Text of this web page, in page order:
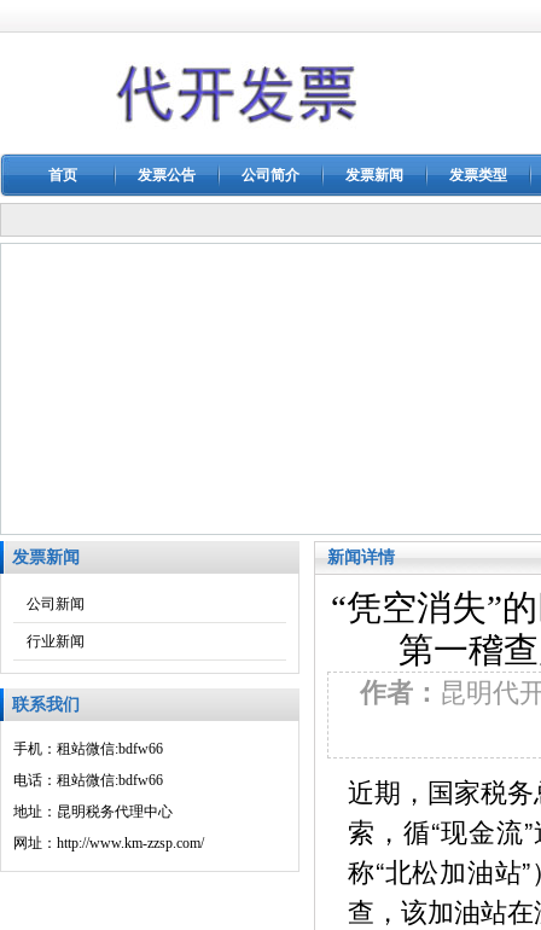
首页 发票公告 公司简介 发票新闻 发票类型
发票新闻
公司新闻
行业新闻
联系我们
手机：租站微信:bdfw66
电话：租站微信:bdfw66
地址：昆明税务代理中心
网址：http://www.km-zzsp.com/
新闻详情
“凭空消失”
第一稽
作者： 昆明
近期，国家税
索，循“现金流
称“北松加油站
查，该加油站